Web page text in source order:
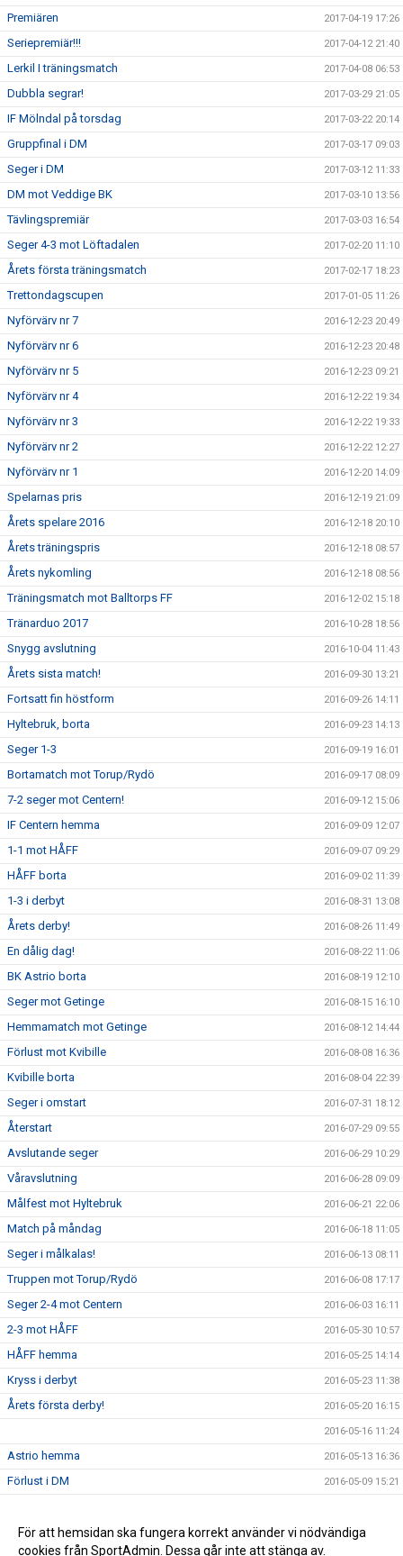
Premiären 2017-04-19 17:26
Seriepremiär!!! 2017-04-12 21:40
Lerkil I träningsmatch 2017-04-08 06:53
Dubbla segrar! 2017-03-29 21:05
IF Mölndal på torsdag 2017-03-22 20:14
Gruppfinal i DM 2017-03-17 09:03
Seger i DM 2017-03-12 11:33
DM mot Veddige BK 2017-03-10 13:56
Tävlingspremiär 2017-03-03 16:54
Seger 4-3 mot Löftadalen 2017-02-20 11:10
Årets första träningsmatch 2017-02-17 18:23
Trettondagscupen 2017-01-05 11:26
Nyförvärv nr 7 2016-12-23 20:49
Nyförvärv nr 6 2016-12-23 20:48
Nyförvärv nr 5 2016-12-23 09:21
Nyförvärv nr 4 2016-12-22 19:34
Nyförvärv nr 3 2016-12-22 19:33
Nyförvärv nr 2 2016-12-22 12:27
Nyförvärv nr 1 2016-12-20 14:09
Spelarnas pris 2016-12-19 21:09
Årets spelare 2016 2016-12-18 20:10
Årets träningspris 2016-12-18 08:57
Årets nykomling 2016-12-18 08:56
Träningsmatch mot Balltorps FF 2016-12-02 15:18
Tränarduo 2017 2016-10-28 18:56
Snygg avslutning 2016-10-04 11:43
Årets sista match! 2016-09-30 13:21
Fortsatt fin höstform 2016-09-26 14:11
Hyltebruk, borta 2016-09-23 14:13
Seger 1-3 2016-09-19 16:01
Bortamatch mot Torup/Rydö 2016-09-17 08:09
7-2 seger mot Centern! 2016-09-12 15:06
IF Centern hemma 2016-09-09 12:07
1-1 mot HÅFF 2016-09-07 09:29
HÅFF borta 2016-09-02 11:39
1-3 i derbyt 2016-08-31 13:08
Årets derby! 2016-08-26 11:49
En dålig dag! 2016-08-22 11:06
BK Astrio borta 2016-08-19 12:10
Seger mot Getinge 2016-08-15 16:10
Hemmamatch mot Getinge 2016-08-12 14:44
Förlust mot Kvibille 2016-08-08 16:36
Kvibille borta 2016-08-04 22:39
Seger i omstart 2016-07-31 18:12
Återstart 2016-07-29 09:55
Avslutande seger 2016-06-29 10:29
Våravslutning 2016-06-28 09:09
Målfest mot Hyltebruk 2016-06-21 22:06
Match på måndag 2016-06-18 11:05
Seger i målkalas! 2016-06-13 08:11
Truppen mot Torup/Rydö 2016-06-08 17:17
Seger 2-4 mot Centern 2016-06-03 16:11
2-3 mot HÅFF 2016-05-30 10:57
HÅFF hemma 2016-05-25 14:14
Kryss i derbyt 2016-05-23 11:38
Årets första derby! 2016-05-20 16:15
2016-05-16 11:24
Astrio hemma 2016-05-13 16:36
Förlust i DM 2016-05-09 15:21
Getinge borta 2016-05-04 14:12
För att hemsidan ska fungera korrekt använder vi nödvändiga
cookies från SportAdmin. Dessa går inte att stänga av.